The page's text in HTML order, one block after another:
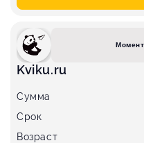
Kviku.ru
Сумма
Срок
Возраст